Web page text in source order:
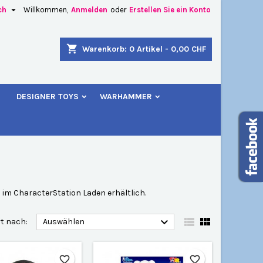
Willkommen, Anmelden oder Erstellen Sie ein Konto

shopping_cart Warenkorb: 0 Artikel - 0,00 CHF
DESIGNER TOYS WARHAMMER
im CharacterStation Laden erhältlich.
nach: Auswählen   
favorite_border favorite_border